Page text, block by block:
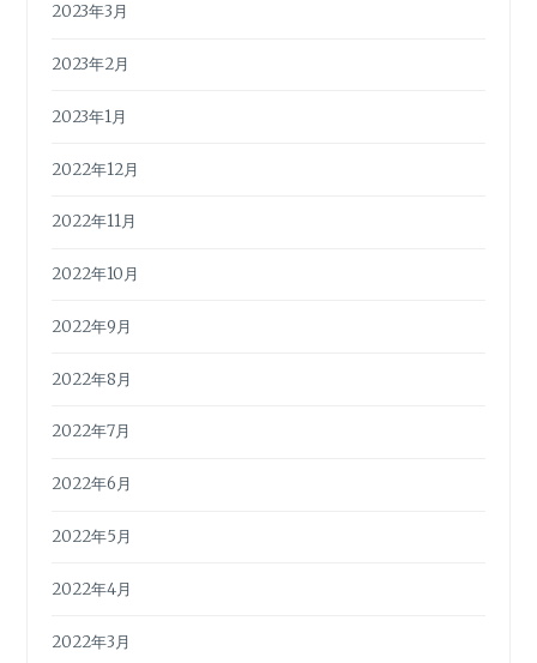
2023年3月
2023年2月
2023年1月
2022年12月
2022年11月
2022年10月
2022年9月
2022年8月
2022年7月
2022年6月
2022年5月
2022年4月
2022年3月